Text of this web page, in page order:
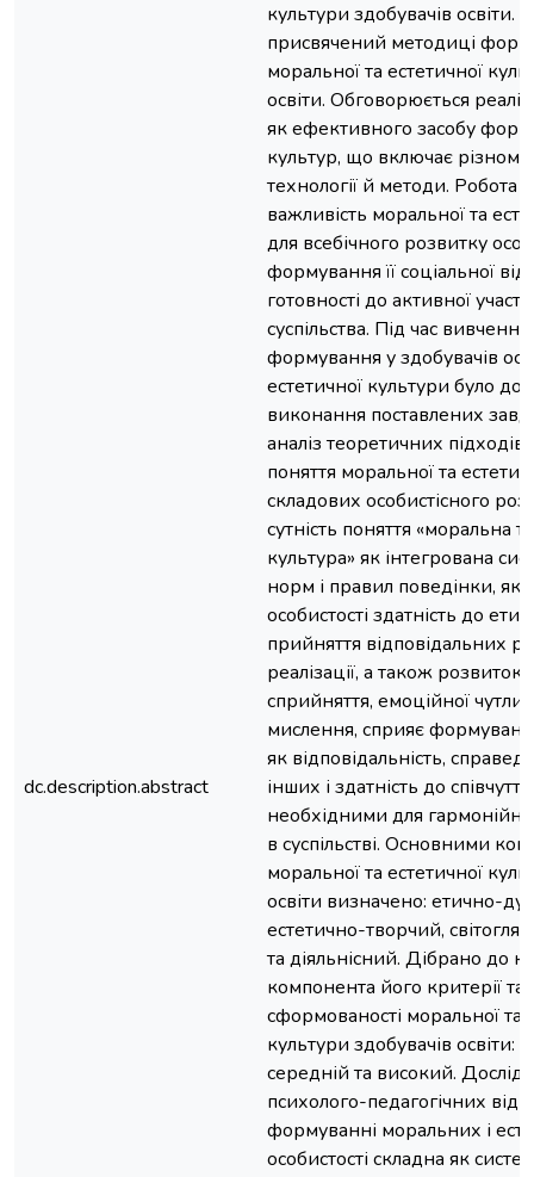
dc.description.abstract
культури здобувачів освіти.
присвячений методиці
моральної та естетичної
освіти. Обговорюється
як ефективного засобу
культур, що включає
технології й методи. Робота
важливість моральної та
для всебічного розвитку
формування її соціальної
готовності до активної
суспільства. Під час
формування у здобувачів
естетичної культури було
виконання поставлених
аналіз теоретичних
поняття моральної та
складових особистісного
сутність поняття «моральна
культура» як інтегрована
норм і правил поведінки,
особистості здатність до
прийняття відповідальних
реалізації, а також
сприйняття, емоційної
мислення, сприяє
як відповідальність,
інших і здатність до
необхідними для
в суспільстві. Основними
моральної та естетичної
освіти визначено: етично-
естетично-творчий,
та діяльнісний. Дібрано до
компонента його критерії та
сформованості моральної та
культури здобувачів освіти:
середній та високий.
психолого-педагогічних
формуванні моральних і
особистості складна як